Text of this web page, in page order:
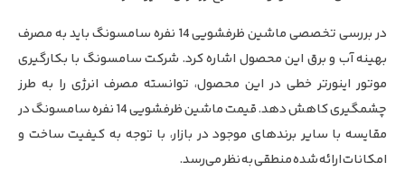
در بررسی تخصصی ماشین ظرفشویی 14 نفره سامسونگ باید به مصرف
بهینه آب و برق این محصول اشاره کرد. شرکت سامسونگ با بکارگیری
موتور اینورتر خطی در این محصول، توانسته مصرف انرژی را به طرز
چشمگیری کاهش دهد. قیمت ماشین ظرفشویی 14 نفره سامسونگ در
مقایسه با سایر برندهای موجود در بازار، با توجه به کیفیت ساخت و
امکانات ارائه شده منطقی به نظر می‌رسد.